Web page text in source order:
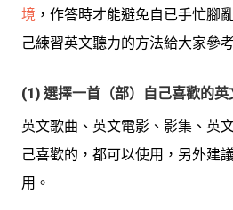
境 ，作答時才能避免自已手忙腳
己練習英文聽力的方法給大家參考
(1) 選擇一首（部）自己喜歡的英
英文歌曲、英文電影、影集、英
己喜歡的，都可以使用，另外建
用。